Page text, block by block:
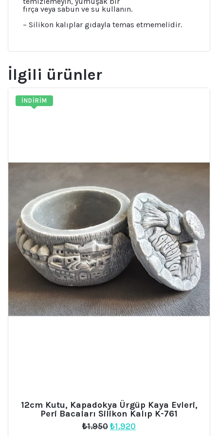
fırça veya sabun ve su kullanın.
– Silikon kalıplar gıdayla temas etmemelidir.
İlgili ürünler
İNDIRIM
12cm Kutu, Kapadokya Ürgüp Kaya Evleri,
Peri Bacaları Silikon Kalıp K-761
₺1.950 Orijinal
₺1.920